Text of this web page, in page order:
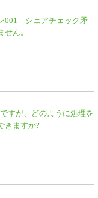
001 シェアチェック矛
ん。
すが、どのように処理を
きますか?